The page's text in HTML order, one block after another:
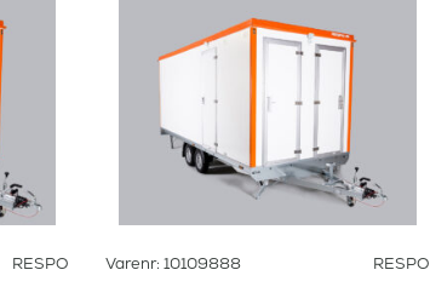
RESPO Varenr: 10109888 RESPO